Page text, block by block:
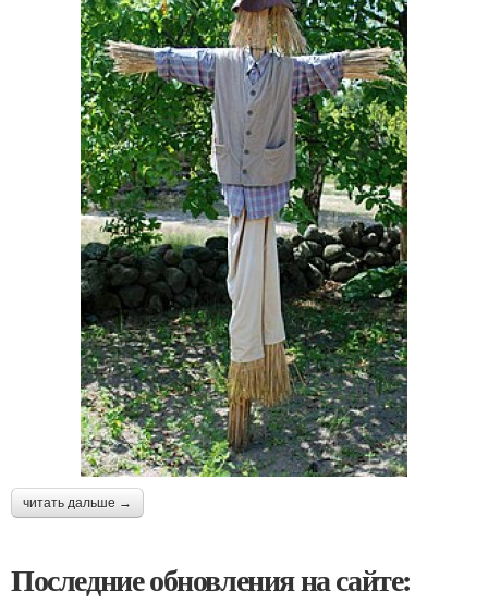
читать дальше →
Последние обновления на сайте: